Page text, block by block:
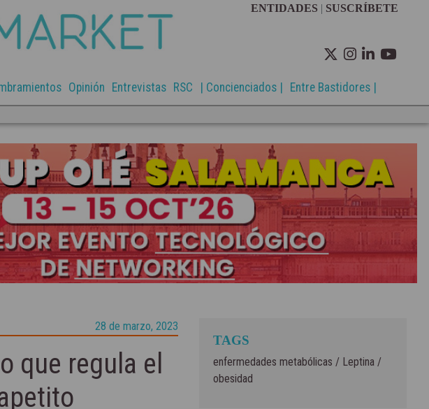
ENTIDADES | SUSCRÍBETE
Opinión Entrevistas RSC | Concienciados | Entre Bastidores |
28 de marzo, 2023
que regula el
TAGS
enfermedades metabólicas /Leptina/
obesidad